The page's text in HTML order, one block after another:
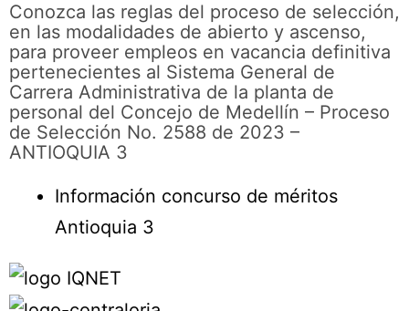
Conozca las reglas del proceso de selección,
en las modalidades de abierto y ascenso,
para proveer empleos en vacancia definitiva
pertenecientes al Sistema General de
Carrera Administrativa de la planta de
personal del Concejo de Medellín – Proceso
de Selección No. 2588 de 2023 –
ANTIOQUIA 3
Información concurso de méritos
Antioquia 3